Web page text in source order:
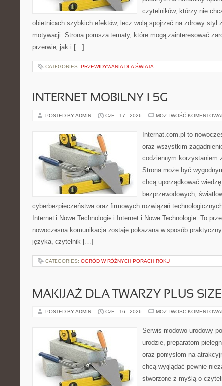
czytelników, którzy nie
obietnicach szybkich efektów, lecz wolą spojrzeć na zdrowy styl
motywacji. Strona porusza tematy, które mogą zainteresować
przerwie, jak i […]
CATEGORIES: PRZEWIDYWANIA DLA ŚWIATA
INTERNET MOBILNY I 5G
POSTED BY ADMIN CZE - 17 - 2026 MOŻLIWOŚĆ
Internat.com.pl to
oraz wszystkim
codziennym korzystaniem
Strona może być
chcą uporządkować
bezprzewodowych,
cyberbezpieczeństwa oraz firmowych rozwiązań
Internet i Nowe Technologie i Internet i Nowe Technologie. To
nowoczesna komunikacja zostaje pokazana w sposób
języka, czytelnik […]
CATEGORIES: OGRÓD W RÓŻNYCH PORACH ROKU
MAKIJAŻ DLA TWARZY PLUS SIZE
POSTED BY ADMIN CZE - 16 - 2026 MOŻLIWOŚĆ
Serwis modowo-urodowy
urodzie, preparatom
oraz pomysłom na
chcą wyglądać pewnie
stworzone z myślą o